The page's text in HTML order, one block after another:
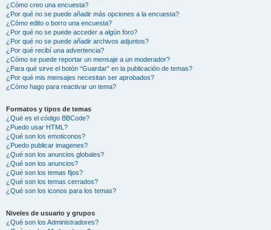
¿Cómo creo una encuesta?
¿Por qué no se puede añadir más opciones a la encuesta?
¿Cómo edito o borro una encuesta?
¿Por qué no se puede acceder a algún foro?
¿Por qué no se puede añadir archivos adjuntos?
¿Por qué recibí una advertencia?
¿Cómo se puede reportar un mensaje a un moderador?
¿Para qué sirve el botón “Guardar” en la publicación de temas?
¿Por qué mis mensajes necesitan ser aprobados?
¿Cómo hago para reactivar un tema?
Formatos y tipos de temas
¿Qué es el código BBCode?
¿Puedo usar HTML?
¿Qué son los emoticonos?
¿Puedo publicar imagenes?
¿Qué son los anuncios globales?
¿Qué son los anuncios?
¿Qué son los temas fijos?
¿Qué son los temas cerrados?
¿Qué son los iconos para los temas?
Niveles de usuario y grupos
¿Qué son los Administradores?